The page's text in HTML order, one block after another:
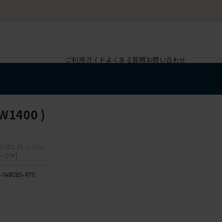
ご利用ガイド よくある質問お問い合わせ
)
出し付 シリン
クM]
148CBS-971）